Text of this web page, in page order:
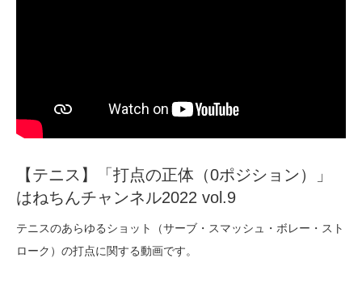
【テニス】「打点の正体（0ポジション）」
はねちんチャンネル2022 vol.9
テニスのあらゆるショット（サーブ・スマッシュ・ボレー・スト
ローク）の打点に関する動画です。